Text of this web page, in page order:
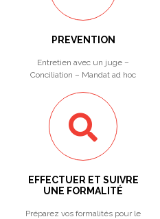
PREVENTION
Entretien avec un juge –
Conciliation – Mandat ad hoc
EFFECTUER ET SUIVRE
UNE FORMALITÉ
Préparez vos formalités pour le